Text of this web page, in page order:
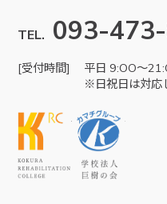
TEL. 093-
[受付時間]
平日 9:OO～
※日祝日は対応
KRC